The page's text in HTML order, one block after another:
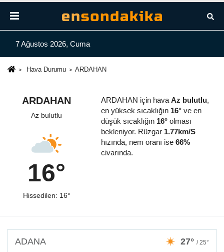
7 Ağustos 2026, Cuma
Hava Durumu ARDAHAN
ARDAHAN
Az bulutlu
16°
Hissedilen: 16°
ARDAHAN için hava Az bulutlu,
en yüksek sıcaklığın 16°ve en
düşük sıcaklığın 16°olması
bekleniyor. Rüzgar 1.77km/S
hızında, nem oranı ise 66%
civarında.
ADANA 27° / 25°